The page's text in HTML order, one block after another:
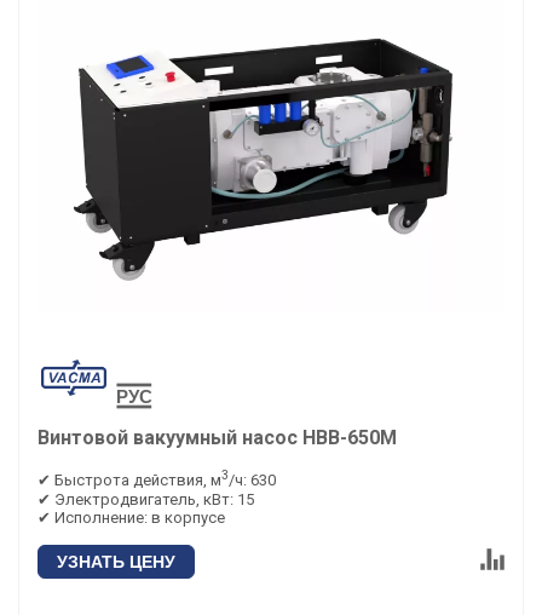
Винтовой вакуумный насос НВВ-650М
✔ Быстрота действия, м3/ч: 630
✔ Электродвигатель, кВт: 15
✔ Исполнение: в корпусе
УЗНАТЬ ЦЕНУ